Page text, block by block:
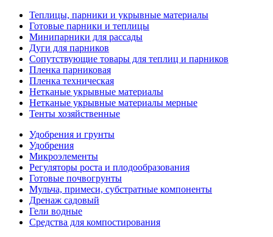
Теплицы, парники и укрывные материалы
Готовые парники и теплицы
Минипарники для рассады
Дуги для парников
Сопутствующие товары для теплиц и парников
Пленка парниковая
Пленка техническая
Нетканые укрывные материалы
Нетканые укрывные материалы мерные
Тенты хозяйственные
Удобрения и грунты
Удобрения
Микроэлементы
Регуляторы роста и плодообразования
Готовые почвогрунты
Мульча, примеси, субстратные компоненты
Дренаж садовый
Гели водные
Средства для компостирования